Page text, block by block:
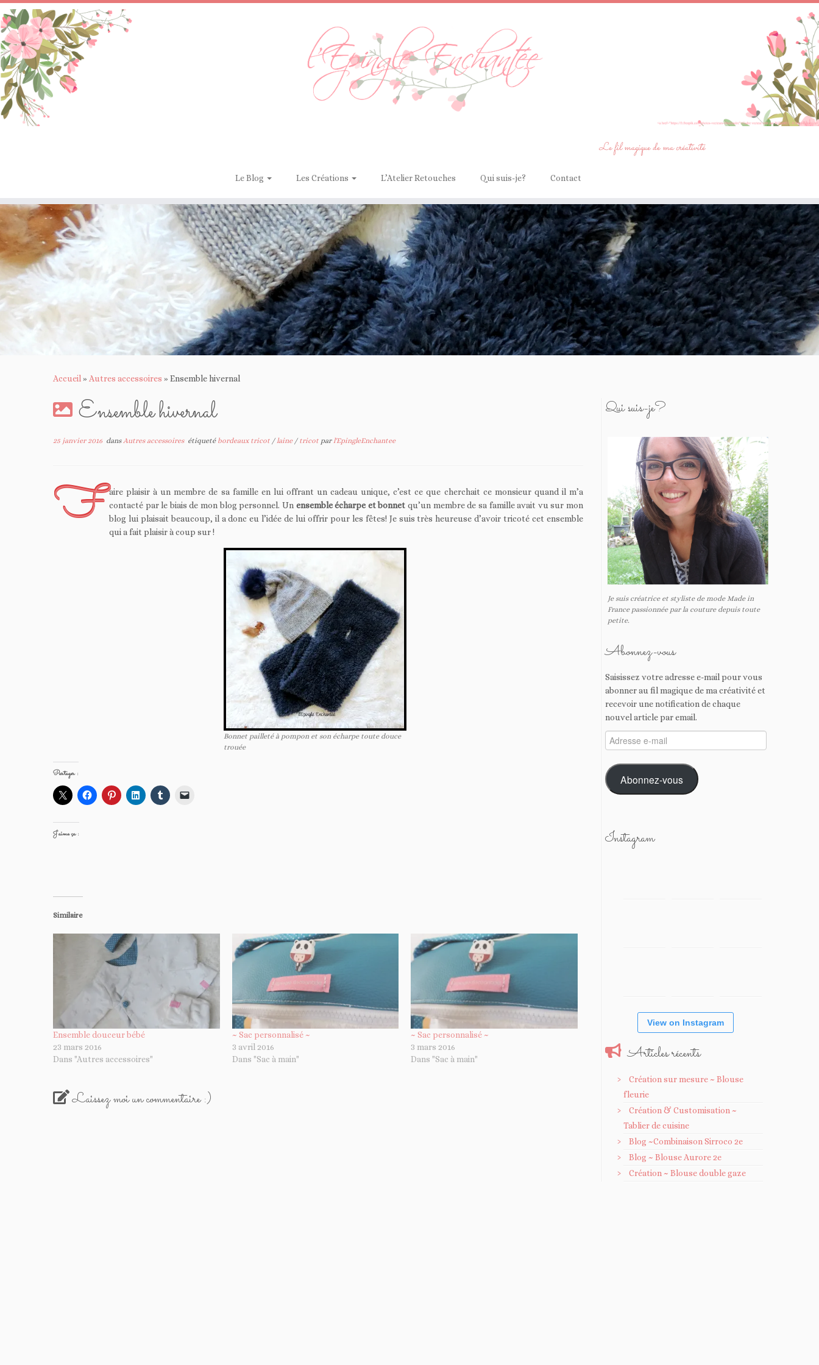
Passer
au
contenu
Le fil magique de ma créativité
Le Blog Les Créations L’Atelier Retouches Qui suis-je? Contact
Accueil » Autres accessoires » Ensemble hivernal
Ensemble hivernal
25 janvier 2016 dans Autres accessoires étiqueté bordeaux tricot / laine / tricot par l'EpingleEnchantee
F aire plaisir à un membre de sa famille en lui offrant un cadeau unique, c’est ce que cherchait ce monsieur quand il m’a
contacté par le biais de mon blog personnel. Un ensemble écharpe et bonnet qu’un membre de sa famille avait vu sur mon
blog lui plaisait beaucoup, il a donc eu l’idée de lui offrir pour les fêtes! Je suis très heureuse d’avoir tricoté cet ensemble
qui a fait plaisir à coup sur !
Bonnet pailleté à pompon et son écharpe toute douce
trouée
Partager :
J’aime ça :
Similaire
Ensemble douceur bébé
23 mars 2016
Dans "Autres accessoires"
~ Sac personnalisé ~
3 avril 2016
Dans "Sac à main"
~ Sac personnalisé ~
3 mars 2016
Dans "Sac à main"
Laissez moi un commentaire :)
Qui suis-je?
Je suis créatrice et styliste de mode Made in
France passionnée par la couture depuis toute
petite.
Abonnez-vous
Saisissez votre adresse e-mail pour vous
abonner au fil magique de ma créativité et
recevoir une notification de chaque
nouvel article par email.
Adresse
e-
mail
Abonnez-vous
Instagram
View on Instagram
Articles récents
Création sur mesure ~ Blouse
fleurie
Création & Customisation ~
Tablier de cuisine
Blog ~Combinaison Sirroco 2e
Blog ~ Blouse Aurore 2e
Création ~ Blouse double gaze